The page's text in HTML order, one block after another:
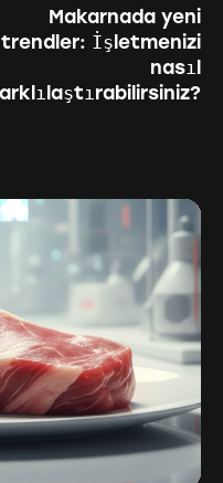
Makarnada yeni
trendler: İşletmenizi
nasıl